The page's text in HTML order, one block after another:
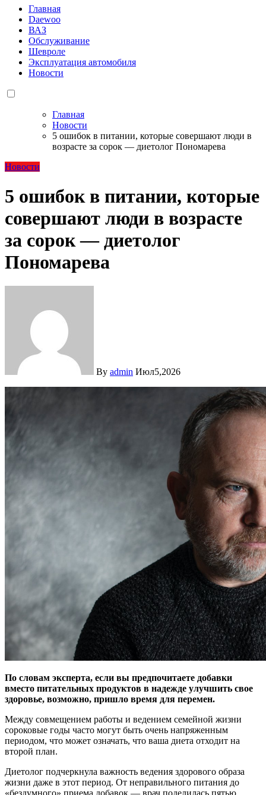
Главная
Daewoo
ВАЗ
Обслуживание
Шевроле
Эксплуатация автомобиля
Новости
Главная
Новости
5 ошибок в питании, которые совершают люди в
возрасте за сорок — диетолог Пономарева
Новости
5 ошибок в питании, которые
совершают люди в возрасте
за сорок — диетолог
Пономарева
By admin Июл5,2026
По словам эксперта, если вы предпочитаете добавки
вместо питательных продуктов в надежде улучшить свое
здоровье, возможно, пришло время для перемен.
Между совмещением работы и ведением семейной жизни
сороковые годы часто могут быть очень напряженным
периодом, что может означать, что ваша диета отходит на
второй план.
Диетолог подчеркнула важность ведения здорового образа
жизни даже в этот период. От неправильного питания до